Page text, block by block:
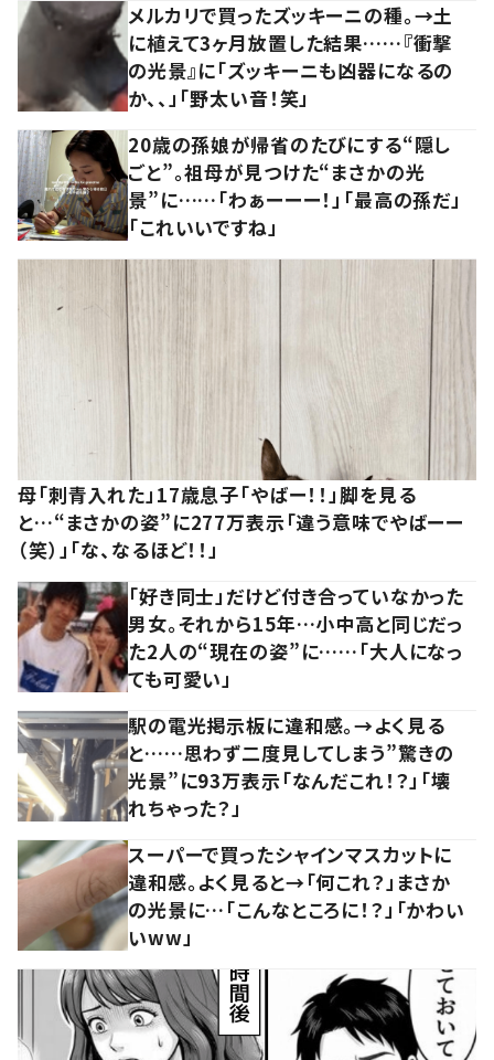
メルカリで買ったズッキーニの種。→土
に植えて3ヶ月放置した結果……『衝撃
の光景』に「ズッキーニも凶器になるの
か、、」「野太い音！笑」
20歳の孫娘が帰省のたびにする“隠し
ごと”。祖母が見つけた“まさかの光
景”に……「わぁーーー！」「最高の孫だ」
「これいいですね」
母「刺青入れた」17歳息子「やばー！！」脚を見る
と…“まさかの姿”に277万表示「違う意味でやばーー
（笑）」「な、なるほど！！」
「好き同士」だけど付き合っていなかった
男女。それから15年…小中高と同じだっ
た2人の“現在の姿”に……「大人になっ
ても可愛い」
駅の電光掲示板に違和感。→よく見る
と……思わず二度見してしまう”驚きの
光景”に93万表示「なんだこれ！？」「壊
れちゃった？」
スーパーで買ったシャインマスカットに
違和感。よく見ると→「何これ？」まさか
の光景に…「こんなところに！？」「かわい
いww」